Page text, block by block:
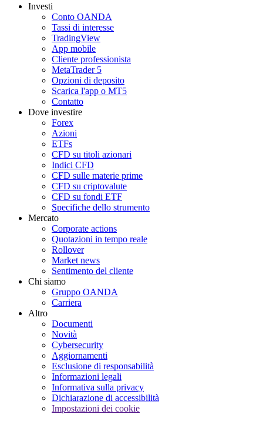
Investi
Conto OANDA
Tassi di interesse
TradingView
App mobile
Cliente professionista
MetaTrader 5
Opzioni di deposito
Scarica l'app o MT5
Contatto
Dove investire
Forex
Azioni
ETFs
CFD su titoli azionari
Indici CFD
CFD sulle materie prime
CFD su criptovalute
CFD su fondi ETF
Specifiche dello strumento
Mercato
Corporate actions
Quotazioni in tempo reale
Rollover
Market news
Sentimento del cliente
Chi siamo
Gruppo OANDA
Carriera
Altro
Documenti
Novità
Cybersecurity
Aggiornamenti
Esclusione di responsabilità
Informazioni legali
Informativa sulla privacy
Dichiarazione di accessibilità
Impostazioni dei cookie